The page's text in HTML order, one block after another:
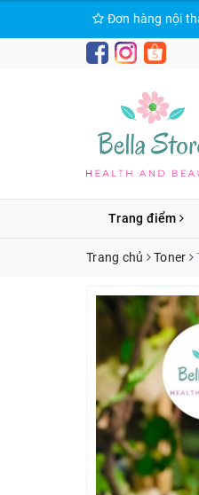
Đơn hàng nội
Trang điểm
Trang chủ Toner